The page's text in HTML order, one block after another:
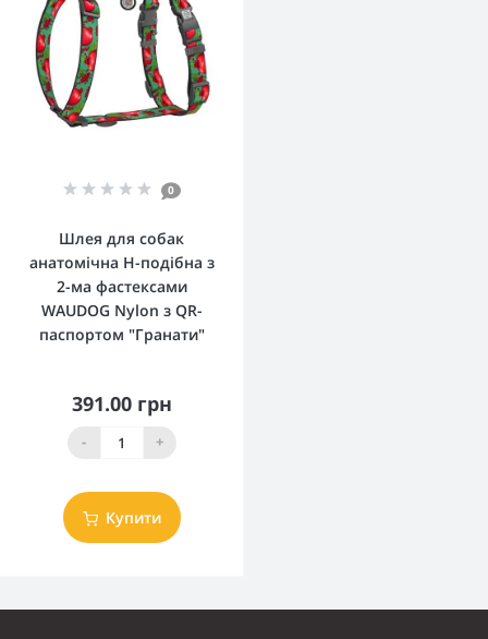
0
Шлея для собак
анатомічна H-подібна з
2-ма фастексами
WAUDOG Nylon з QR-
паспортом "Гранати"
391.00 грн
- +
Купити